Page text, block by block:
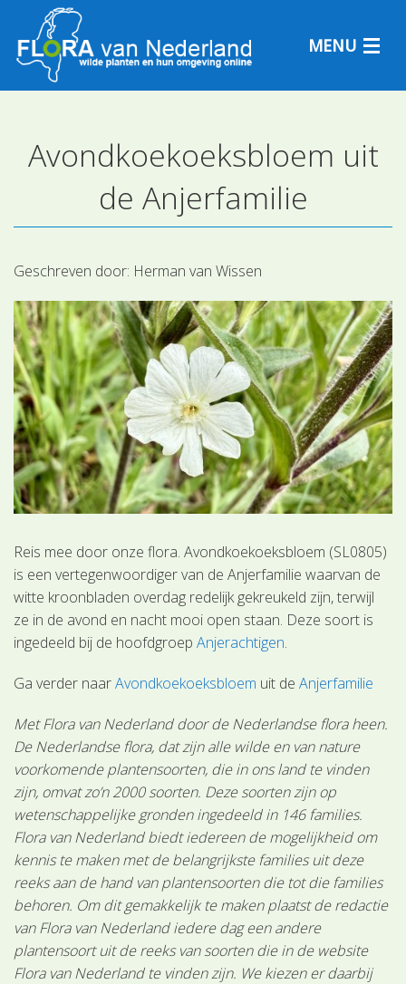
MENU
Plantensoorten
Plantengemeenschappen
Determineren
Avondkoekoeksbloem uit
de Anjerfamilie
Geschreven door: Herman van Wissen
Reis mee door onze flora. Avondkoekoeksbloem (SL0805)
is een vertegenwoordiger van de Anjerfamilie waarvan de
witte kroonbladen overdag redelijk gekreukeld zijn, terwijl
ze in de avond en nacht mooi open staan. Deze soort is
ingedeeld bij de hoofdgroepAnjerachtigen.
Ga verder naarAvondkoekoeksbloem uit deAnjerfamilie
Met Flora van Nederland door de Nederlandse flora heen.
De Nederlandse flora, dat zijn alle wilde en van nature
voorkomende plantensoorten, die in ons land te vinden
zijn, omvat zo’n 2000 soorten. Deze soorten zijn op
wetenschappelijke gronden ingedeeld in 146 families.
Flora van Nederland biedt iedereen de mogelijkheid om
kennis te maken met de belangrijkste families uit deze
reeks aan de hand van plantensoorten die tot die families
behoren. Om dit gemakkelijk te maken plaatst de redactie
van Flora van Nederland iedere dag een andere
plantensoort uit de reeks van soorten die in de website
Flora van Nederland te vinden zijn. We kiezen er daarbij